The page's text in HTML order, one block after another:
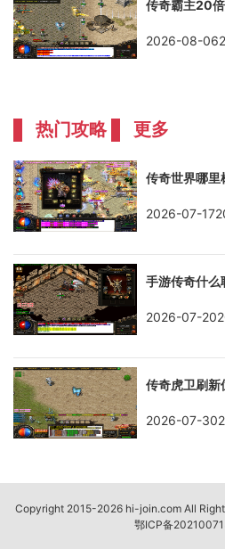
传奇霸主20
2026-08-
热门攻略 更多
传奇世界哪里
2026-07-
手游传奇什么
2026-07-
传奇虎卫刷新
2026-07-
Copyright 2015-2026 hi-join.com All
鄂ICP备